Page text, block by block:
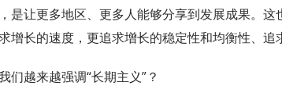
是让更多地区、更多人能够分享到发展成果。这
长的速度，更追求增长的稳定性和均衡性、追
们越来越强调“长期主义”？